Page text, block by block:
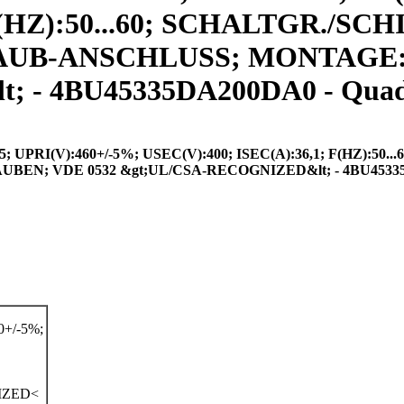
SCHALTGR./
ANSCHLUSS;
4BU45335DA200DA0 -
5%; USEC(V):400; ISEC(A):36,1;
VDE 0532 &gt;UL/CSA-RECOGNIZED&lt; -
5%;